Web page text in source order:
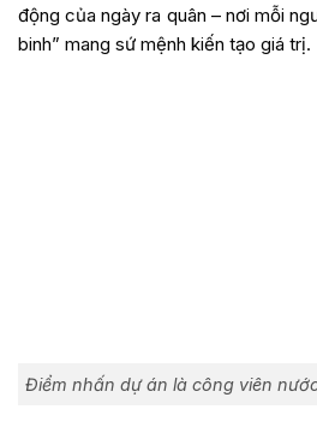
động của ngày ra quân – nơi mỗi
binh” mang sứ mệnh kiến tạo giá trị.
Điểm nhấn dự án là công viên